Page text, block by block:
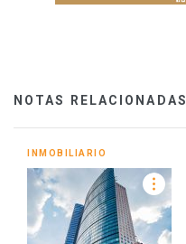
NOTAS RELACIONADAS
INMOBILIARIO